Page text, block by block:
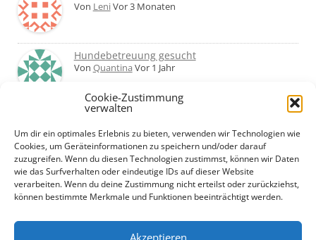
Cookie-Zustimmung
verwalten
Um dir ein optimales Erlebnis zu bieten, verwenden wir Technologien wie
Cookies, um Geräteinformationen zu speichern und/oder darauf
zuzugreifen. Wenn du diesen Technologien zustimmst, können wir Daten
wie das Surfverhalten oder eindeutige IDs auf dieser Website
verarbeiten. Wenn du deine Zustimmung nicht erteilst oder zurückziehst,
können bestimmte Merkmale und Funktionen beeinträchtigt werden.
Akzeptieren
Von LeniVor 3 Monaten
Hundebetreuung gesucht
Von Quantina Vor 1 Jahr
Was haltet ihr von Hundetagesstätten?
Erfahrungen?
VonMartin Vor 2 Jahren
Urlaub mit Hund... Tipps für hundefreundliche
Unterkünfte?
VonBeateVor 2 Jahren